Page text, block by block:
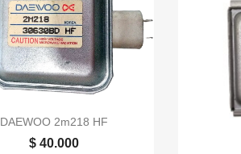
Vista rápida
DAEWOO 2m218 HF
$ 40.000